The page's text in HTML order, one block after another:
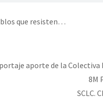
que resisten…
aporte de la Colectiva
8M
SCLC.